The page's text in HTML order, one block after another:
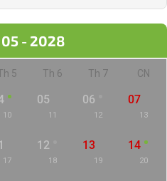
05 - 2028
5 Th 6 Th 7 CN
10
05
11
06
12
07
13
17
12
18
13
19
14
20